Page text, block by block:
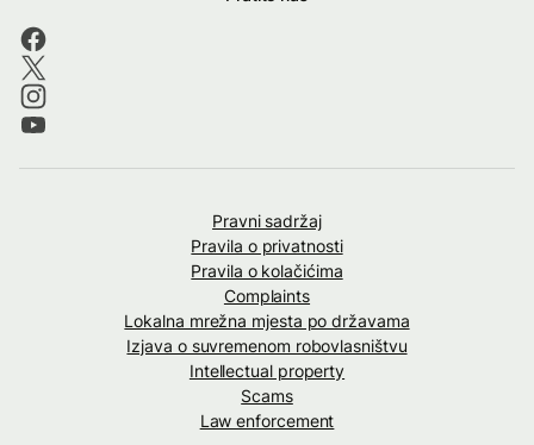
Pravni sadržaj
Pravila o privatnosti
Pravila o kolačićima
Complaints
Lokalna mrežna mjesta po državama
Izjava o suvremenom robovlasništvu
Intellectual property
Scams
Law enforcement